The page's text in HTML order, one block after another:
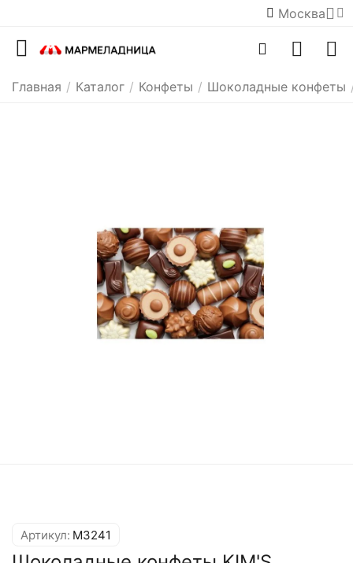
Москва
Главная / Каталог / Конфеты / Шоколадные конфеты
Артикул: M3241